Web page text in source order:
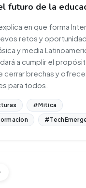
futuro de la
en que forma
retos y
y media
a cumplir el
cerrar brechas y
para todos.
#Mitica